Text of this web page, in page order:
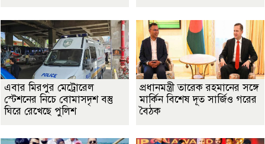
এবার মিরপুর মেট্রোরেল
স্টেশনের নিচে বোমাসদৃশ বস্তু
ঘিরে রেখেছে পুলিশ
প্রধানমন্ত্রী তারেক রহমানের সঙ্গে
মার্কিন বিশেষ দূত সার্জিও গরের
বৈঠক